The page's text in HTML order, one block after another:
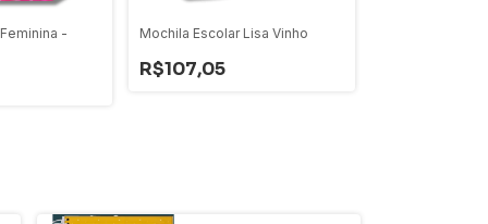
-
Mochila Escolar Lisa Vinho
R$107,05